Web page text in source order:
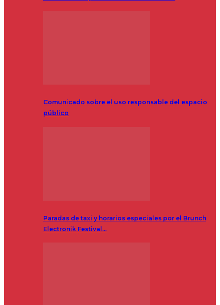
Comunicado sobre el uso responsable del espacio
público
Paradas de taxi y horarios especiales por el Brunch
Electronik Festival…